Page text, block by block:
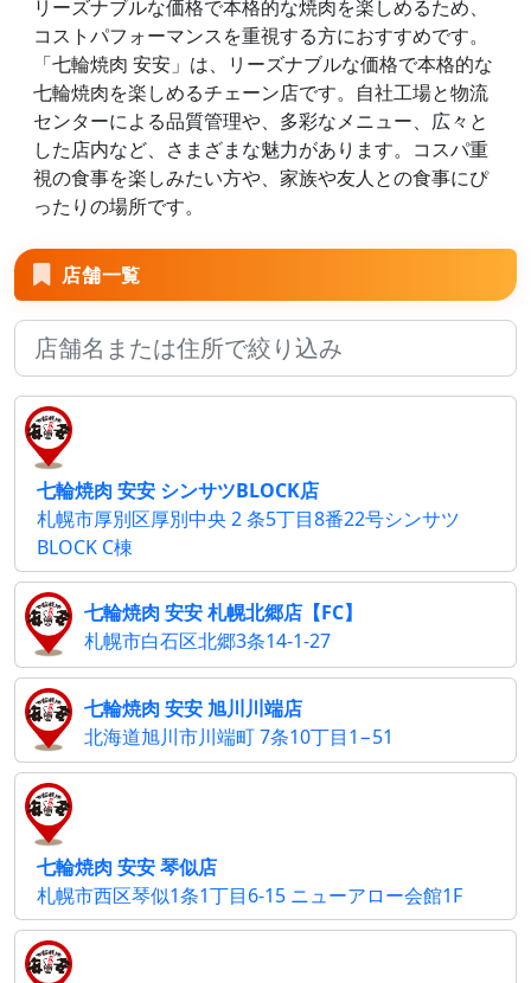
リーズナブルな価格で本格的な焼肉を楽しめるため、
コストパフォーマンスを重視する方におすすめです。
「七輪焼肉 安安」は、リーズナブルな価格で本格的な
七輪焼肉を楽しめるチェーン店です。自社工場と物流
センターによる品質管理や、多彩なメニュー、広々と
した店内など、さまざまな魅力があります。コスパ重
視の食事を楽しみたい方や、家族や友人との食事にぴ
ったりの場所です。
店舗一覧
七輪焼肉 安安 シンサツBLOCK店
札幌市厚別区厚別中央 2 条5丁目8番22号シンサツ
BLOCK C棟
七輪焼肉 安安 札幌北郷店【FC】
札幌市白石区北郷3条14-1-27
七輪焼肉 安安 旭川川端店
北海道旭川市川端町 7条10丁目1−51
七輪焼肉 安安 琴似店
札幌市西区琴似1条1丁目6-15 ニューアロー会館1F